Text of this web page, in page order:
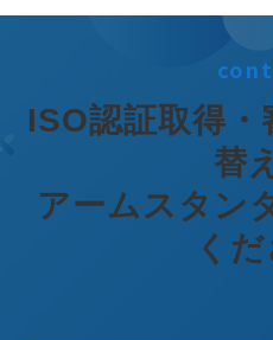
ISO認証取得・
替
アームスタン
く